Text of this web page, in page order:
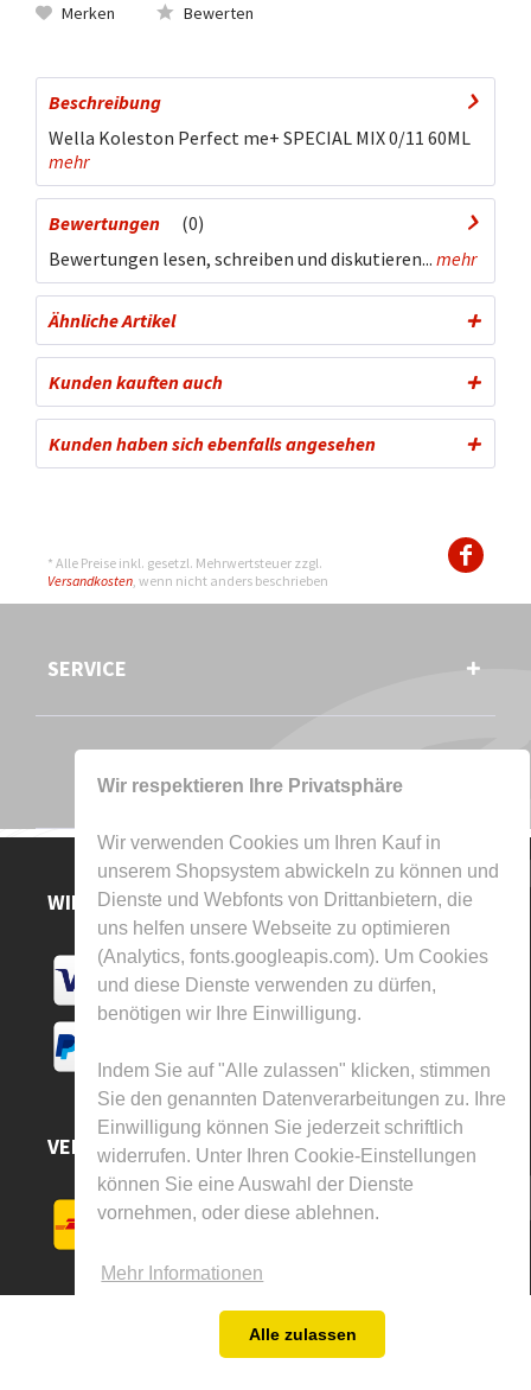
Wir respektieren Ihre Privatsphäre
Wir verwenden Cookies um Ihren Kauf in
unserem Shopsystem abwickeln zu können und
Dienste und Webfonts von Drittanbietern, die
uns helfen unsere Webseite zu optimieren
(Analytics, fonts.googleapis.com). Um Cookies
und diese Dienste verwenden zu dürfen,
benötigen wir Ihre Einwilligung.
Indem Sie auf "Alle zulassen" klicken, stimmen
Sie den genannten Datenverarbeitungen zu. Ihre
Einwilligung können Sie jederzeit schriftlich
widerrufen. Unter Ihren Cookie-Einstellungen
können Sie eine Auswahl der Dienste
vornehmen, oder diese ablehnen.
Mehr Informationen
Alle zulassen
Merken Bewerten
Beschreibung
Wella Koleston Perfect me+ SPECIAL MIX 0/11 60ML
mehr
Bewertungen
0
Bewertungen lesen, schreiben und diskutieren... mehr
Ähnliche Artikel
Kunden kauften auch
Kunden haben sich ebenfalls angesehen
* Alle Preise inkl. gesetzl. Mehrwertsteuer zzgl.
Versandkosten , wenn nicht anders beschrieben
SERVICE
WIR AKZEPTIEREN
VERSAND DURCH